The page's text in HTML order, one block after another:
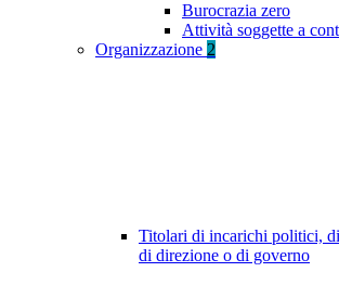
Burocrazia zero
Attività soggette a
Organizzazione 2
Titolari di incarichi politici,
di direzione o di governo